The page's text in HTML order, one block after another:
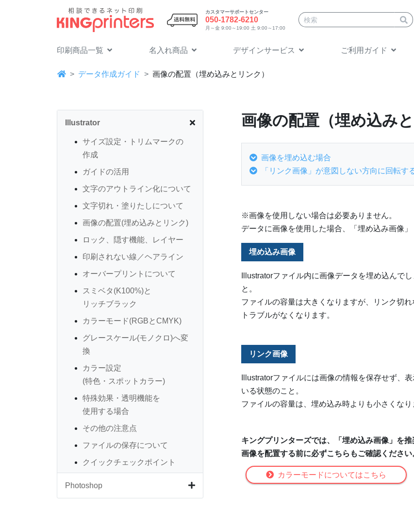
カスタマーサポートセンター
050-1782-6210
月～金 9:00～19:00 土 9:00～17:00
サイト内検索
印刷商品一覧 名入れ商品 デザインサービス ご利用ガイド
データ作成ガイド 画像の配置（埋め込みとリンク）
画像の配置（埋め込みと
画像を埋め込む場合
「リンク画像」が意図しない方向に回転す
※画像を使用しない場合は必要ありません。
データに画像を使用した場合、「埋め込み画像
埋め込み画像
Illustratorファイル内に画像データを埋め込んでし
と。
ファイルの容量は大きくなりますが、リンク切れ
トラブルがなくなります。
リンク画像
Illustratorファイルには画像の情報を保存せず、表
いる状態のこと。
ファイルの容量は、埋め込み時よりも小さくなり
キングプリンターズでは、「埋め込み画像」を推
画像を配置する前に必ずこちらもご確認ください
カラーモードについてはこちら
Illustrator
サイズ設定・トリムマークの
作成
ガイドの活用
文字のアウトライン化について
文字切れ・塗りたしについて
画像の配置(埋め込みとリンク)
ロック、隠す機能、レイヤー
印刷されない線／ヘアライン
オーバープリントについて
スミベタ(K100%)と
リッチブラック
カラーモード(RGBとCMYK)
グレースケール(モノクロ)へ変
換
カラー設定
(特色・スポットカラー)
特殊効果・透明機能を
使用する場合
その他の注意点
ファイルの保存について
クイックチェックポイント
Photoshop